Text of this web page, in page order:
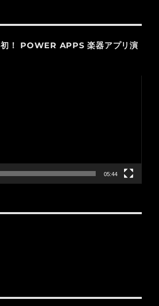
初！ POWER APPS 楽器アプリ演
05:44